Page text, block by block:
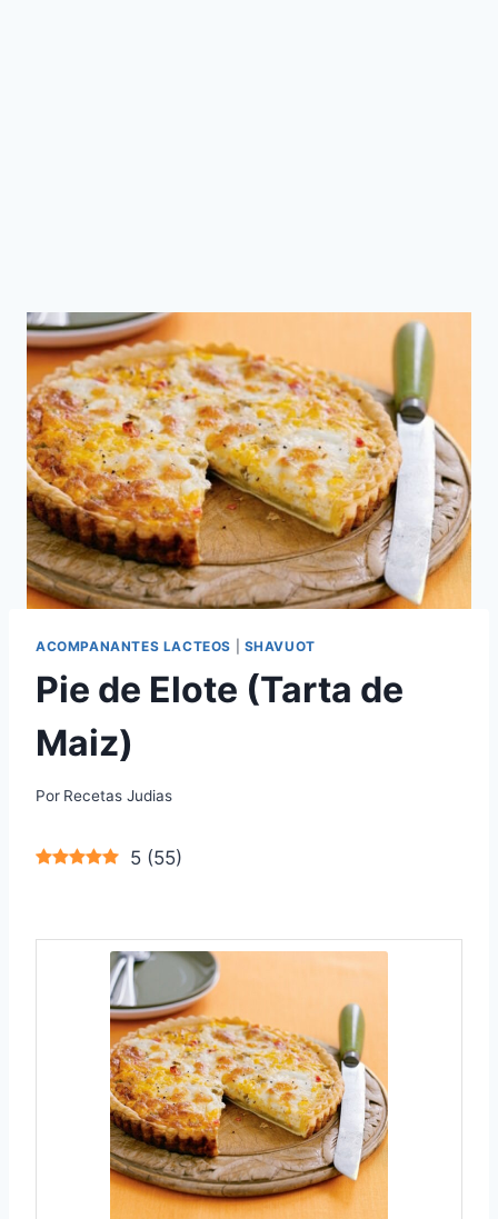
ACOMPANANTES LACTEOS SHAVUOT
Pie de Elote (Tarta de
Maiz)
Por Recetas Judias
5 (55)